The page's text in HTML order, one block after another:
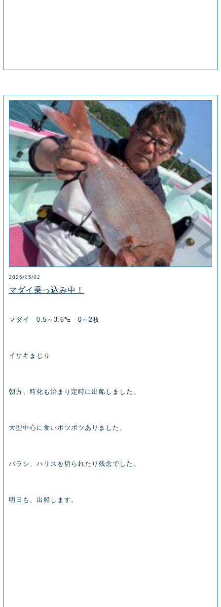
2026/05/02
マダイ乗っ込み中！
マダイ 0.5～3.6㌔ 0～2枚
イサキまじり
朝方、時化も治まり定時に出船しました。
大型中心に食いポツポツありました。
バラシ、ハリスを切られたり残念でした。
明日も、出船します。